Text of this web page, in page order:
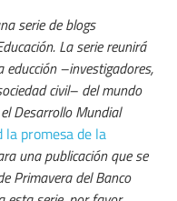
serie de blogs
La serie reunirá
educción –investigadores,
civil– del mundo
Desarrollo Mundial
promesa de la
una publicación que se
Primavera del Banco